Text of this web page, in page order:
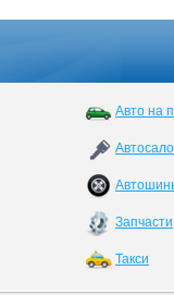
Авто на
Запчасти
Такси